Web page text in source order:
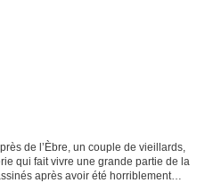
de l’Èbre, un couple de vieillards,
qui fait vivre une grande partie de la
après avoir été horriblement